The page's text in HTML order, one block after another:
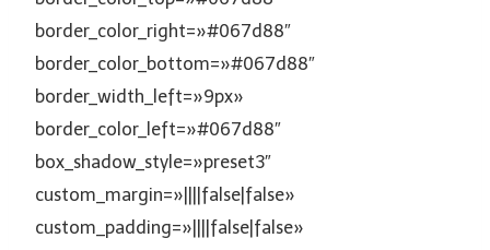
border_color_right=»#067d88″
border_color_bottom=»#067d88″
border_width_left=»9px»
border_color_left=»#067d88″
box_shadow_style=»preset3″
custom_margin=»||||false|false»
custom_padding=»||||false|false»